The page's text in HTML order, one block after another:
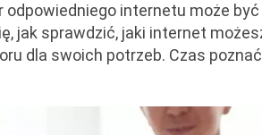
internetu może być
jak sprawdzić, jaki internet
dla swoich potrzeb. Czas